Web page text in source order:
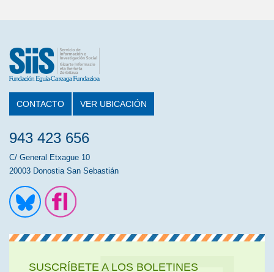
CONTACTO VER UBICACIÓN
943 423 656
C/ General Etxague 10
20003 Donostia San Sebastián
SUSCRÍBETE A LOS BOLETINES